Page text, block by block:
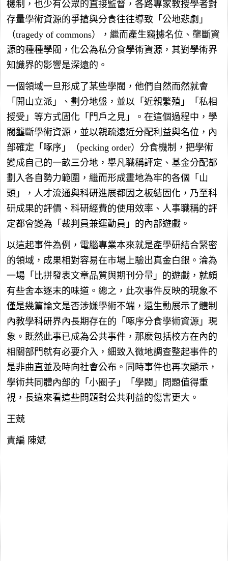
機制，也少有公眾的直接監督，各路專家教授學者對
存量學術資源的爭搶與分食往往導致「公地悲劇」
（tragedy of commons），繼而產生竊據名位、壟斷資
源的種種學閥，化公為私分食學術資源，其對學術界
知識界的影響是深遠的。
一個領域一旦形成了某些學閥，他們自然而然就會
「開山立派」、劃分地盤，並以「近親繁殖」「私相
授受」等方式固化「門戶之見」。在這個過程中，學
閥壟斷學術資源，並以親疏遠近分配利益與名位，內
部確定「啄序」（pecking order）分食機制，把學術
變成自己的一畝三分地，舉凡職稱評定、基金分配都
劃入各自勢力範圍，繼而形成畫地為牢的各個「山
頭」，人才流通與科研進展都因之板結固化，乃至科
研成果的評價、科研經費的使用效率、人事職稱的評
定都會變為「裁判員兼運動員」的內部遊戲。
以這起事件為例，電腦專業本來就是產學研結合緊密
的領域，成果相對容易在市場上驗出真金白銀。淪為
一場「比拼發表文章品質與期刊分量」的遊戲，就頗
有些舍本逐末的味道。總之，此次事件反映的現象不
僅是幾篇論文是否涉嫌學術不端，還生動展示了體制
內教學科研界內長期存在的「啄序分食學術資源」現
象。既然此事已成為公共事件，那麽包括校方在內的
相關部門就有必要介入，細致入微地調查整起事件的
是非曲直並及時向社會公布。同時事件也再次顯示，
學術共同體內部的「小圈子」「學閥」問題值得重
視，長遠來看這些問題對公共利益的傷害更大。
王兢
責編 陳斌